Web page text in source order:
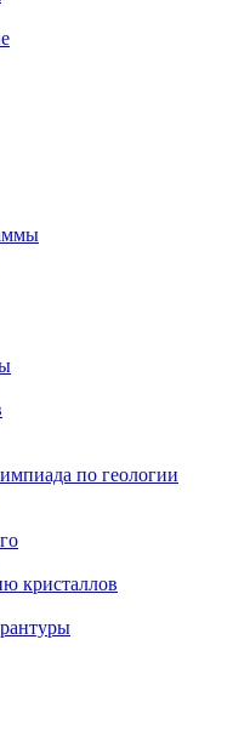
по геологии
кристаллов